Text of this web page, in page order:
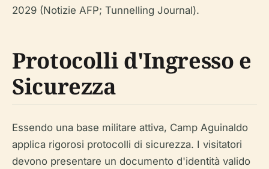
2029 (Notizie AFP; Tunnelling Journal).
Protocolli d'Ingresso e
Sicurezza
Essendo una base militare attiva, Camp Aguinaldo
applica rigorosi protocolli di sicurezza. I visitatori
devono presentare un documento d'identità valido